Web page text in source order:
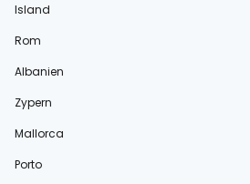
Island
Rom
Albanien
Zypern
Mallorca
Porto